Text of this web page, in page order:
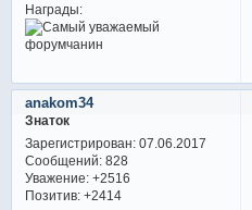
Награды:
anakom34
Знаток
Зарегистрирован: 07.06.2017
Сообщений:828
Уважение: +2516
Позитив: +2414